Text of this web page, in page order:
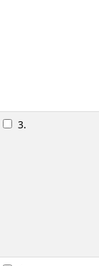
Imagem